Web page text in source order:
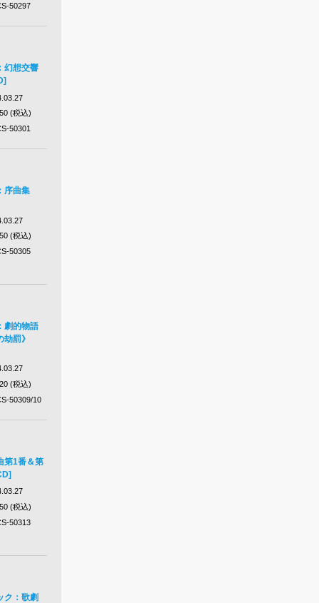
50297
幻想交響
(税込)
50301
序曲集
(税込)
50305
劇的物語
罰》
(税込)
50309/10
第1番＆第
(税込)
50313
ク：歌劇